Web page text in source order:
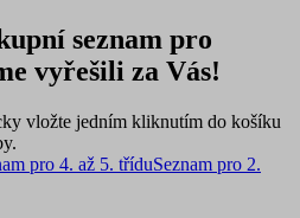
seznam pro
vyřešili za Vás!
vložte jedním kliknutím do košíku
pro 4. až 5. tříduSeznam pro 2.